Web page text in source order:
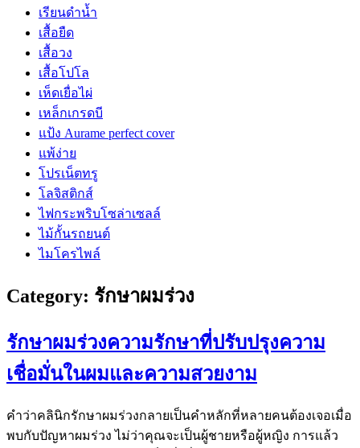
เรียนดำน้ำ
เสื้อยืด
เสื้อวง
เสื้อโปโล
เห็ดเยื่อไผ่
เหล็กเกรดบี
แป้ง Aurame perfect cover
แพ้ง่าย
โปรเน็ตทรู
โลจิสติกส์
ไฟกระพริบโซล่าเซลล์
ไม้กั้นรถยนต์
ไมโครไพล์
Category: รักษาผมร่วง
รักษาผมร่วงความรักษาที่ปรับปรุงความ
เชื่อมั่นในผมและความสวยงาม
คำว่าคลินิกรักษาผมร่วงกลายเป็นคำหลักที่หลายคนต้องเจอเมื่อ
พบกับปัญหาผมร่วง ไม่ว่าคุณจะเป็นผู้ชายหรือผู้หญิง การแล้ว